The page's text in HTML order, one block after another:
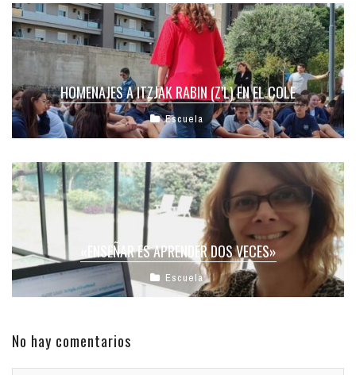
HOMENAJES A ITZJAK RABIN (Z’L) EN EL COLE
Escuela
«ENSEÑAR ES APRENDER DOS VECES»
Escuela
No hay comentarios